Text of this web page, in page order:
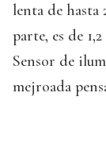
lenta de hasta
parte, es de
Sensor de
mejroada